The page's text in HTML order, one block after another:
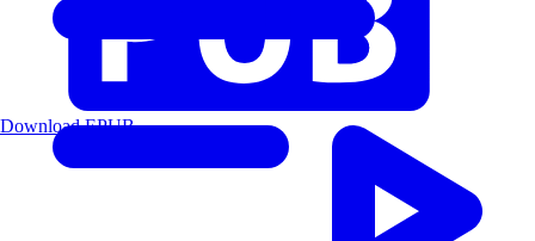
Download EPUB